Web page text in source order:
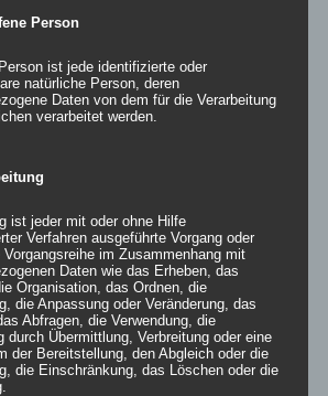
easy BANGKOK
Details
Person
ist jede identifizierte oder
natürliche Person, deren
Daten von dem für die Verarbeitung
verarbeitet werden.
ist jeder mit oder ohne Hilfe
Verfahren ausgeführte Vorgang oder
im Zusammenhang mit
Daten wie das Erheben, das
Organisation, das Ordnen, die
die Anpassung oder Veränderung, das
Abfragen, die Verwendung, die
durch Übermittlung, Verbreitung oder eine
der Bereitstellung, den Abgleich oder die
die Einschränkung, das Löschen oder die